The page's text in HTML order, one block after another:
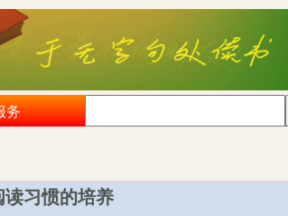
务
习惯的培养